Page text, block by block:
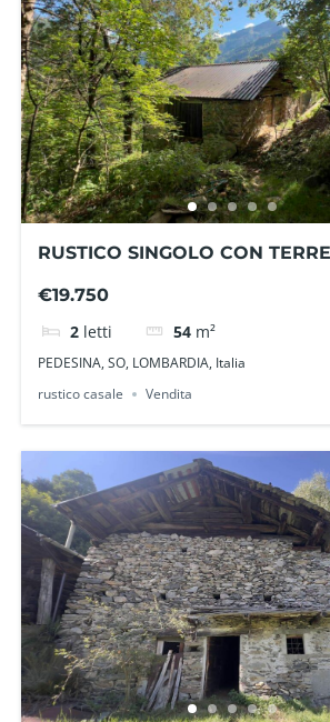
RUSTICO SINGOLO CON
€19.750
2 letti 54 m²
PEDESINA, SO, LOMBARDIA, Italia
rustico casale
Vendita